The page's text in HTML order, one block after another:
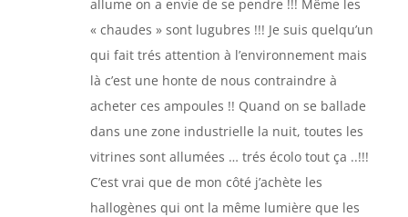
allume on a envie de se pendre !!! Même les
« chaudes » sont lugubres !!! Je suis quelqu’un
qui fait trés attention à l’environnement mais
là c’est une honte de nous contraindre à
acheter ces ampoules !! Quand on se ballade
dans une zone industrielle la nuit, toutes les
vitrines sont allumées … trés écolo tout ça ..!!!
C’est vrai que de mon côté j’achète les
hallogènes qui ont la même lumière que les